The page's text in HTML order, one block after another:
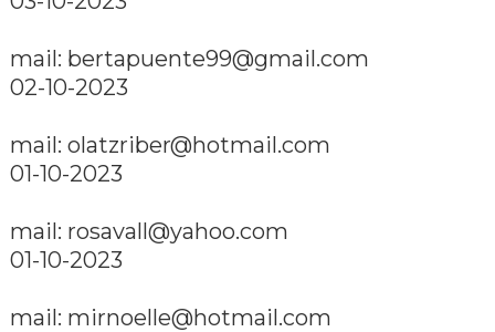
mail: bertapuente99@gmail.com
02-10-2023
mail: olatzriber@hotmail.com
01-10-2023
mail: rosavall@yahoo.com
01-10-2023
mail: mirnoelle@hotmail.com